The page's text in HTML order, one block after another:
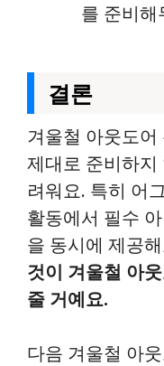
를 준비해
결론
겨울철 아웃도
제대로 준비하지
려워요. 특히 어
활동에서 필수
을 동시에 제공
것이 겨울철 아
줄 거예요.
다음 겨울철 아